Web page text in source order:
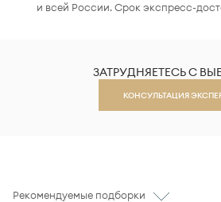
и всей России. Срок экспресс-
ЗАТРУДНЯЕТЕСЬ С
КОНСУЛЬТАЦИЯ
Рекомендуемые подборки